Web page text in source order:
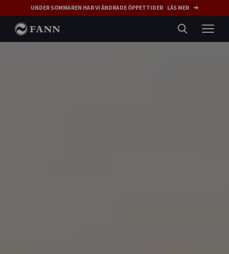
UNDER SOMMAREN HAR VI ÄNDRADE ÖPPETTIDER LÄS MER ➜